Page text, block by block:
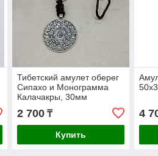
Тибетский амулет оберег
Сипахо и Монограмма
Калачакры, 30мм
2 700₸
Купить
4